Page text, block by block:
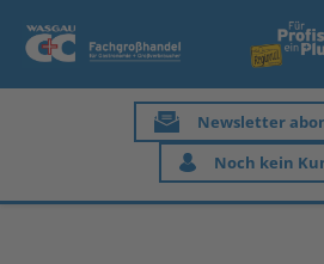
Newsletter
Noch kein